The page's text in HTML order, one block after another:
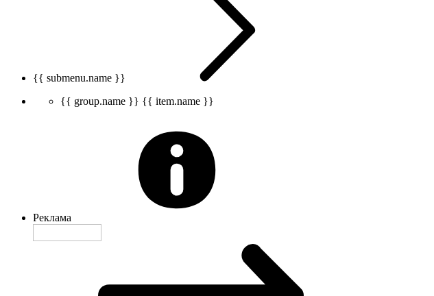
{{ submenu.name }}
{{ group.name }} {{ item.name }}
Реклама